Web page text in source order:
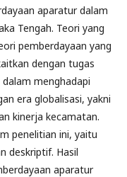
aparatur dalam
Tengah. Teori yang
pemberdayaan yang
dengan tugas
menghadapi
era globalisasi, yakni
kinerja kecamatan.
penelitian ini, yaitu
deskriptif. Hasil
aparatur